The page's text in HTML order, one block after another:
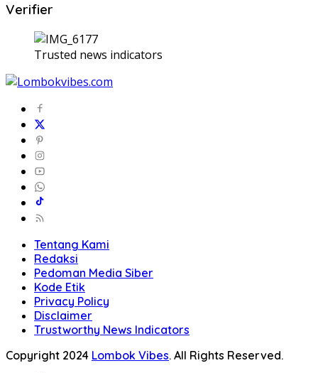
Verifier
Trusted news indicators
Tentang Kami
Redaksi
Pedoman Media Siber
Kode Etik
Privacy Policy
Disclaimer
Trustworthy News Indicators
Copyright 2024 Lombok Vibes. All Rights Reserved.